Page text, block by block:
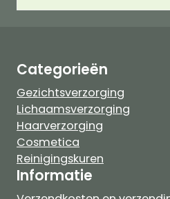
Categorieën
Gezichtsverzorging
Lichaamsverzorging
Haarverzorging
Cosmetica
Reinigingskuren
Informatie